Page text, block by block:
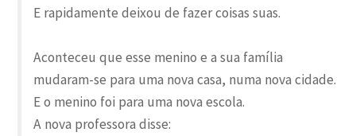
E rapidamente deixou de fazer coisas suas.
Aconteceu que esse menino e a sua família
mudaram-se para uma nova casa, numa nova cidade.
E o menino foi para uma nova escola.
A nova professora disse: